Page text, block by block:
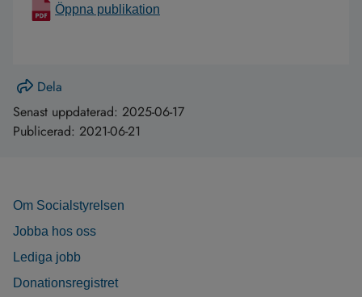
Öppna publikation
Dela
Senast uppdaterad: 2025-06-17
Publicerad: 2021-06-21
Om Socialstyrelsen
Jobba hos oss
Lediga jobb
Donationsregistret